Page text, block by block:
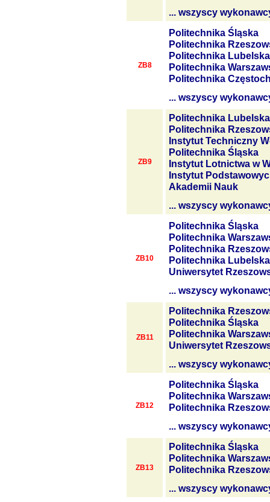
... wszyscy
ZB8
Politechnika Śląska
Politechnika
Politechnika Lubelska
Politechnika
Politechnika
... wszyscy
ZB9
Politechnika Lubelska
Politechnika
Instytut Techniczny
Politechnika Śląska
Instytut Lotnictwa w
Instytut
Akademii Nauk
... wszyscy
ZB10
Politechnika Śląska
Politechnika
Politechnika
Politechnika Lubelska
Uniwersytet
... wszyscy
ZB11
Politechnika
Politechnika Śląska
Politechnika
Uniwersytet
... wszyscy
ZB12
Politechnika Śląska
Politechnika
Politechnika
... wszyscy
ZB13
Politechnika Śląska
Politechnika
Politechnika
... wszyscy